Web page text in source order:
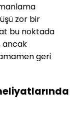
zor bir
bu noktada
ancak
geri